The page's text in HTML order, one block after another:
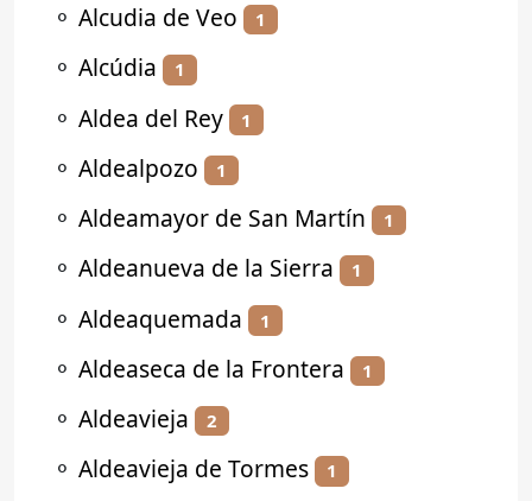
⚬ Alcudia de Veo 1
⚬ Alcúdia 1
⚬ Aldea del Rey 1
⚬ Aldealpozo 1
⚬ Aldeamayor de San Martín 1
⚬ Aldeanueva de la Sierra 1
⚬ Aldeaquemada 1
⚬ Aldeaseca de la Frontera 1
⚬ Aldeavieja 2
⚬ Aldeavieja de Tormes 1